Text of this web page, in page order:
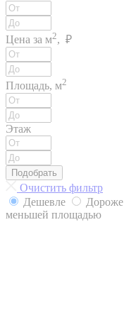
Цена за м2, ₽
Площадь, м2
Этаж
Подобрать
Очистить фильтр
Дешевле
Дороже
меньшей площадью